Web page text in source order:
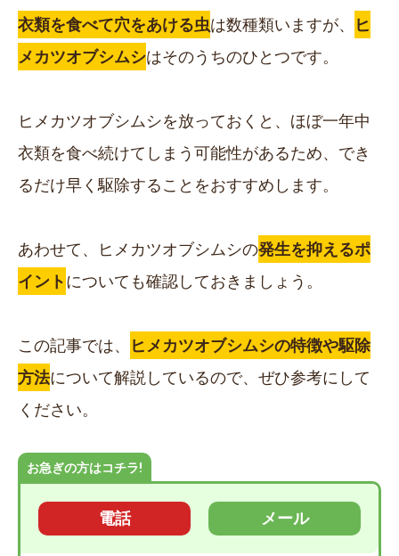
衣類を食べて穴をあける虫は数種類いますが、
ヒ
メカツオブシムシはそのうちのひとつです。
ヒメカツオブシムシを放っておくと、ほぼ一年中
衣類を食べ続けてしまう可能性があるため、でき
るだけ早く駆除することをおすすめします。
あわせて、ヒメカツオブシムシの発生を抑えるポ
イントについても確認しておきましょう。
この記事では、
ヒメカツオブシムシの特徴や駆除
方法について解説しているので、ぜひ参考にして
ください。
お急ぎの方はコチラ!
電話 メール